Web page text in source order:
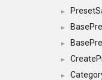
►
►
►
►
►